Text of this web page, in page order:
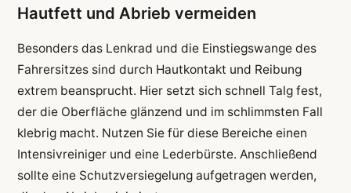
Hautfett und Abrieb vermeiden
Besonders das Lenkrad und die Einstiegswange des
Fahrersitzes sind durch Hautkontakt und Reibung
extrem beansprucht. Hier setzt sich schnell Talg fest,
der die Oberfläche glänzend und im schlimmsten Fall
klebrig macht. Nutzen Sie für diese Bereiche einen
Intensivreiniger und eine Lederbürste. Anschließend
sollte eine Schutzversiegelung aufgetragen werden,